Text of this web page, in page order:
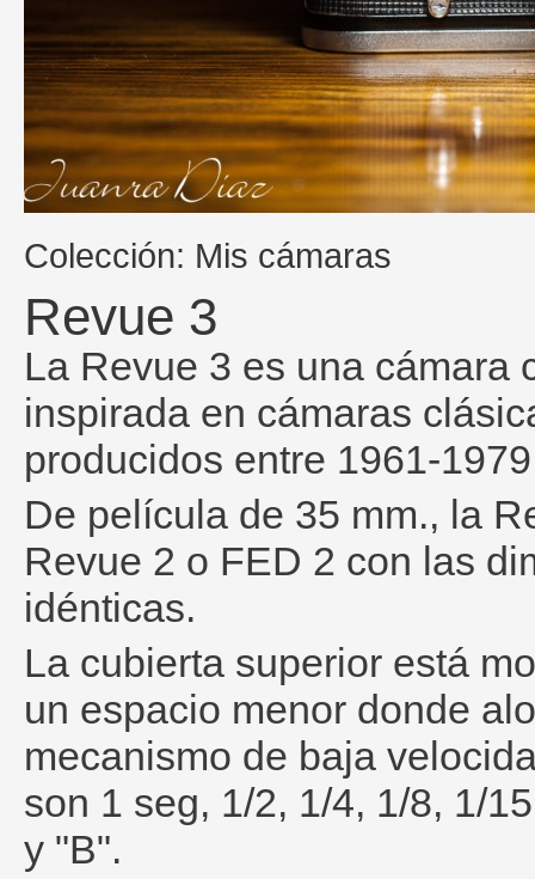
Colección: Mis cámaras
Revue 3
La Revue 3 es una
inspirada en cámaras
producidos entre 1961-
De película de 35 mm., la
Revue 2 o FED 2 con las
idénticas.
La cubierta superior está
un espacio menor donde
mecanismo de baja
son 1 seg, 1/2, 1/4, 1/8, 1/
y "B".